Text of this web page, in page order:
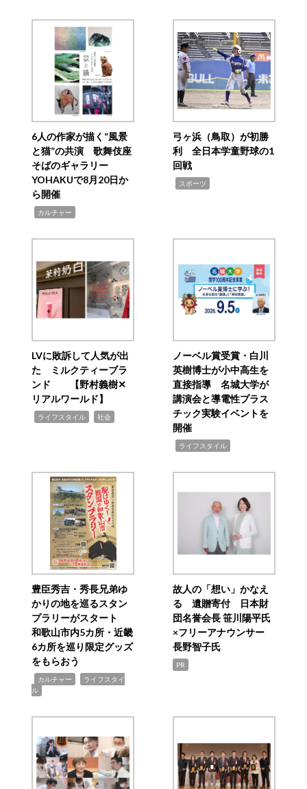
6人の作家が描く“風景
と猫”の共演 歌舞伎座
そばのギャラリー
YOHAKUで8月20日か
ら開催
カルチャー
弓ヶ浜（鳥取）が初勝
利 全日本学童野球の1
回戦
スポーツ
LVに敗訴して人気が出
た ミルクティーブラ
ンド 【野村義樹✕
リアルワールド】
ライフスタイル 社会
ノーベル賞受賞・白川
英樹博士が小中高生を
直接指導 名城大学が
講演会と導電性プラス
チック実験イベントを
開催
ライフスタイル
豊臣秀吉・秀長兄弟ゆ
かりの地を巡るスタン
プラリーがスタート
和歌山市内5カ所・近畿
6カ所を巡り限定グッズ
をもらおう
カルチャー
ライフスタイ
ル
故人の「想い」かなえ
る 遺贈寄付 日本財
団名誉会長 笹川陽平氏
×フリーアナウンサー
長野智子氏
PR